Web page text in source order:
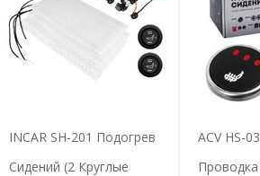
INCAR SH-201 Подогрев
Сидений (2 Круглые
ACV HS-